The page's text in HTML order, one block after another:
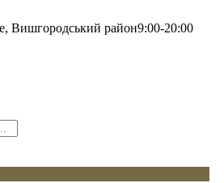
Вишгородський район9:00-20:00